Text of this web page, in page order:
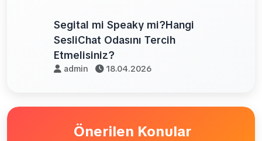
Segital mi Speaky mi?Hangi
SesliChat Odasını Tercih
Etmelisiniz?
admin 18.04.2026
Önerilen Konular